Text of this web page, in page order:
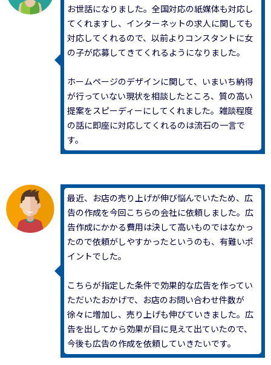
お世話になりました。全国対応の紙媒体も対応し
てくれますし、インターネットの求人に関しても
対応してくれるので、以前よりコンスタントに女
の子が応募してきてくれるようになりました。
ホームページのデザインに関して、いまいち納得
が行っていない現状を相談したところ、質の高い
提案をスピーディーにしてくれました。雑談程度
の話に即座に対応してくれるのは流石の一言で
す。
最近、お店の売り上げが伸び悩んでいたため、広
告の作成を今回こちらの会社に依頼しました。広
告作成にかかる費用は決して高いものではなかっ
たので依頼がしやすかったというのも、有難いポ
イントでした。
こちらが指定した条件で効果的な広告を作ってい
ただいたおかげで、お店のお問い合わせ件数が
徐々に増加し、売り上げも伸びていきました。広
告を出してから効果が目に見えて出ていたので、
今後も広告の作成を依頼していきたいです。